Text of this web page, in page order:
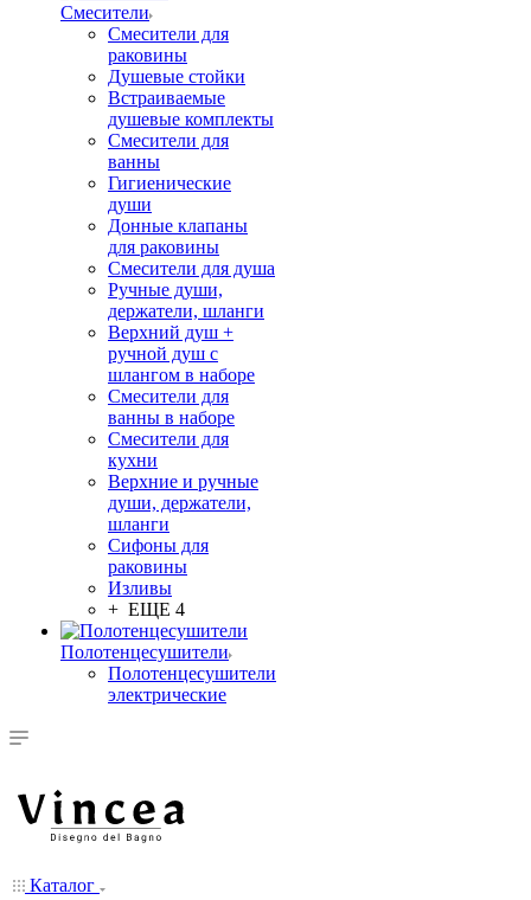
Смесители
Смесители для
раковины
Душевые стойки
Встраиваемые
душевые комплекты
Смесители для
ванны
Гигиенические
души
Донные клапаны
для раковины
Смесители для душа
Ручные души,
держатели, шланги
Верхний душ +
ручной душ с
шлангом в наборе
Смесители для
ванны в наборе
Смесители для
кухни
Верхние и ручные
души, держатели,
шланги
Сифоны для
раковины
Изливы
+ ЕЩЕ 4
Полотенцесушители
Полотенцесушители
электрические
Каталог